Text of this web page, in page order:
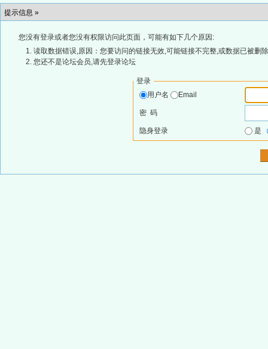
提示信息 »
您没有登录或者您没有权限访问此页面，可能有如下几个原因:
读取数据错误,原因：您要访问的链接无效,可能链接不完整,或数据已被删
您还不是论坛会员,请先登录论坛
登录
用户名
Email
密 码
隐身登录 是